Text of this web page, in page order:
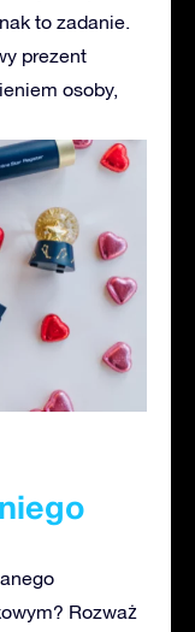
to zadanie.
prezent
osoby,
Rozważ